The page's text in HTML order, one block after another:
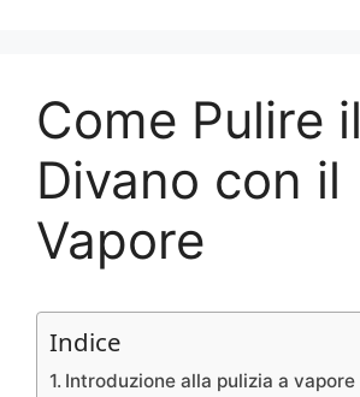
Come Pulire il
Divano con il
Vapore
Indice
Introduzione alla pulizia a vapore